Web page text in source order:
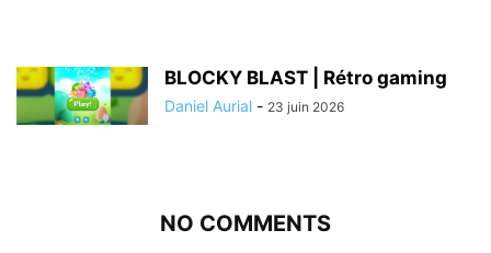
BLOCKY BLAST | Rétro gaming
Daniel Aurial - 23 juin 2026
NO COMMENTS